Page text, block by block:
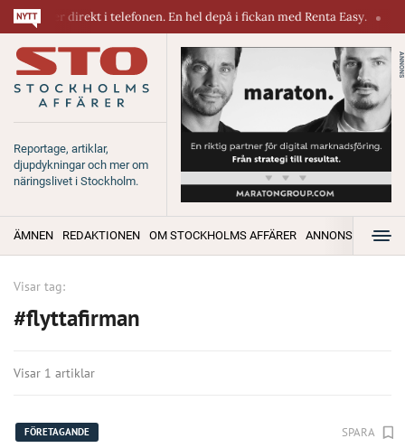
direkt i telefonen. En hel depå i fickan med Renta Easy.
Reportage, artiklar,
djupdykningar och mer om
näringslivet i Stockholm.
ANNONS
ÄMNEN REDAKTIONEN OM STOCKHOLMS AFFÄRER ANNONSERA
Visar tag:
#flyttafirman
Visar 1 artiklar
FÖRETAGANDE SPARA